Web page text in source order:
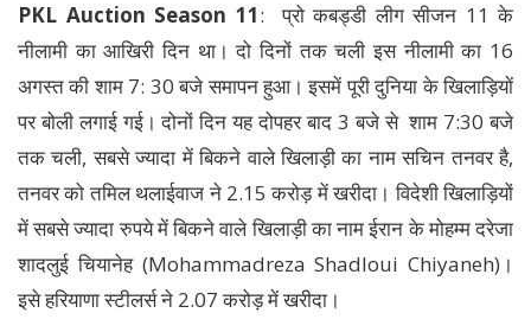
PKL Auction Season 11: प्रो कबड्डी लीग सीजन 11 के
नीलामी का आखिरी दिन था। दो दिनों तक चली इस नीलामी का 16
अगस्त की शाम 7: 30 बजे समापन हुआ। इसमें पूरी दुनिया के खिलाड़ियाें
पर बोली लगाई गई। दोनों दिन यह दोपहर बाद 3 बजे से शाम 7:30 बजे
तक चली, सबसे ज्यादा में बिकने वाले खिलाड़ी का नाम सचिन तनवर है,
तनवर को तमिल थलाईवाज ने 2.15 करोड़ में खरीदा। विदेशी खिलाड़ियों
में सबसे ज्यादा रुपये में बिकने वाले खिलाड़ी का नाम ईरान के मोहम्‍म दरेजा
शादलुई चियानेह (Mohammadreza Shadloui Chiyaneh)।
इसे हरियाणा स्टीलर्स ने 2.07 करोड़ में खरीदा।